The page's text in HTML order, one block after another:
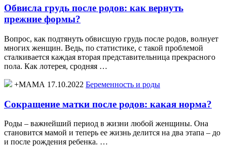
Обвисла грудь после родов: как вернуть
прежние формы?
Вопрос, как подтянуть обвисшую грудь после родов, волнует
многих женщин. Ведь, по статистике, с такой проблемой
сталкивается каждая вторая представительница прекрасного
пола. Как лотерея, сродняя …
+МАМА 17.10.2022 Беременность и роды
Сокращение матки после родов: какая норма?
Роды – важнейший период в жизни любой женщины. Она
становится мамой и теперь ее жизнь делится на два этапа – до
и после рождения ребенка. …